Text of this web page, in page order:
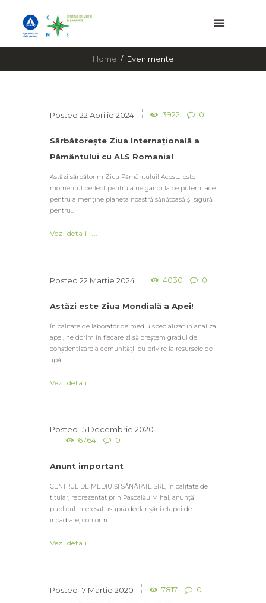
Home Evenimente
22 Aprilie 2024 3922 0
Sărbătorește Ziua Internațională a
Pământului cu ALS Romania!
Astăzi sărbătorim Ziua Pământului! Acesta este
momentul perfect pentru a ne gândi la ce putem face
pentru a menține planeta noastră sănătoasă și sigură
pentru...
Vezi detalii ...
22 Martie 2024 4030 0
Astăzi este Ziua Mondială a Apei!
În calitate de laborator de mediu specializat în analiza
apei, ne dorim în fiecare zi să creștem gradul de
conștientizare a comunității cu privire la resursele de
apă...
Vezi detalii ...
15 Decembrie 2020
6764
0
Anunt important
CENTRUL DE MEDIU ȘI SĂNĂTATE SRL, în calitate de
titular, reprezentat prin Pașcalău Mihai, anunță
publicul interesat asupra declanșării etapei de
încadrare, conform...
Vezi detalii ...
17 Martie 2020 7817 0